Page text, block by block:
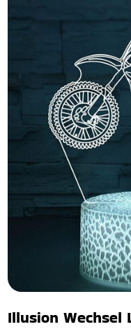
Illusion Wechsel